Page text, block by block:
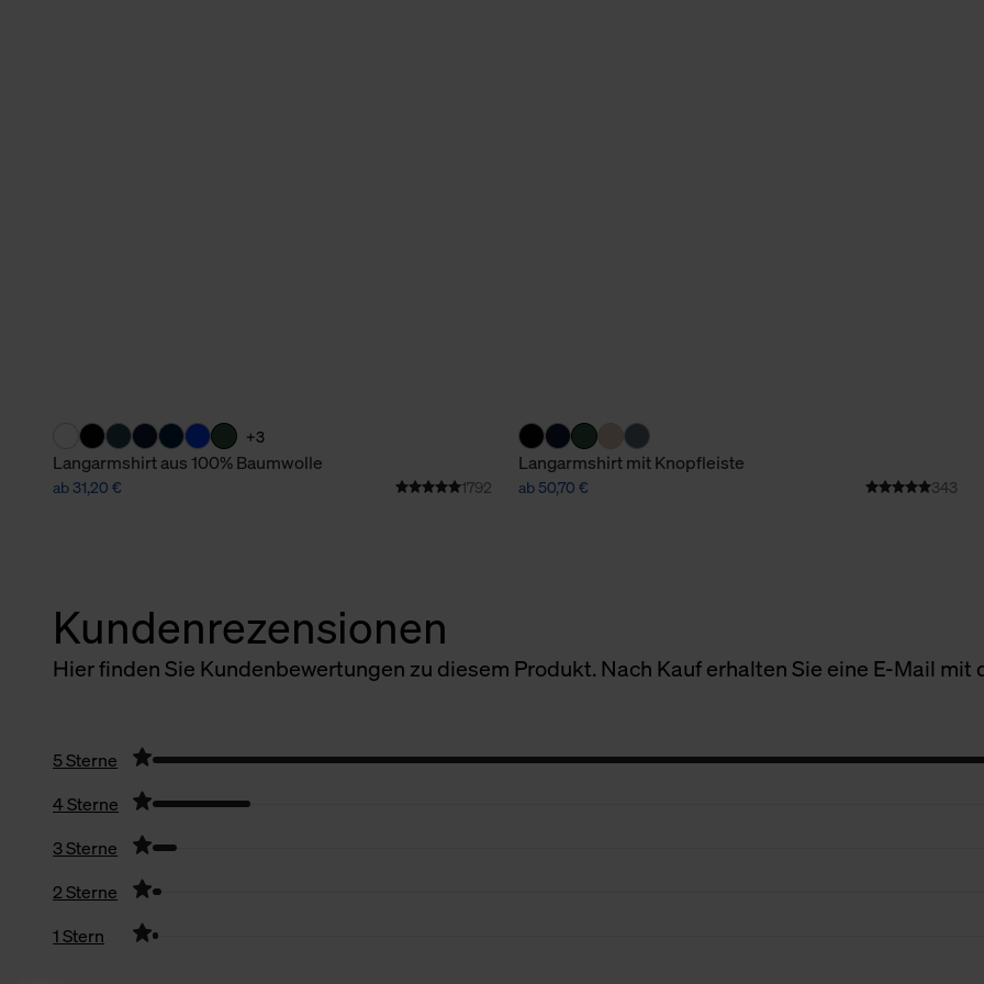
+3
Langarmshirt aus 100% Baumwolle
ab 31,20 € 1792
Langarmshirt mit Knopfleiste
ab 50,70 € 343
Kundenrezensionen
Hier finden Sie Kundenbewertungen zu diesem Produkt. Nach Kauf erhalten Sie eine E-Mail
5 Sterne
4 Sterne
3 Sterne
2 Sterne
1 Stern